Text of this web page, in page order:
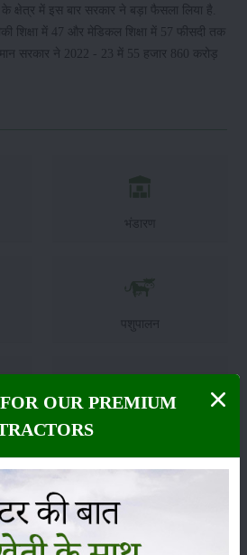
के क्षेत्र में इस बार सरकार ने बड़ा फैसला लिया है.
शिक्षा में 47 और मेडिकल शिक्षा में 57 फीसदी तक
सरकार ने 2022 - 23 में 55 हजार 860 करोड़
भंडारण
पशुपालन
OUR PREMIUM